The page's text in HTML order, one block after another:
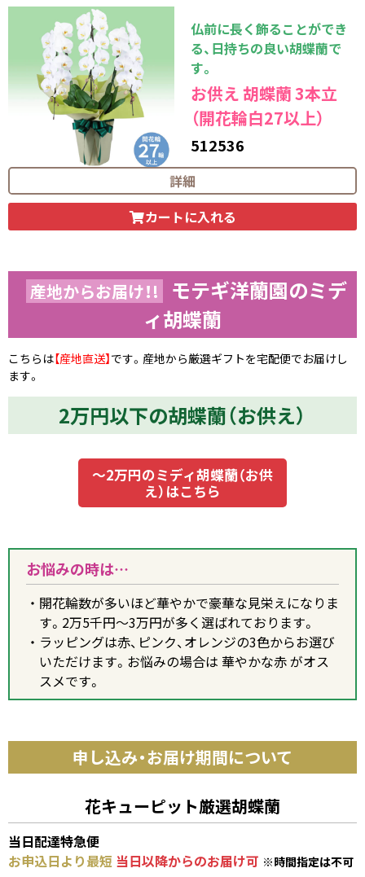
仏前に長く飾ることができ
る、日持ちの良い胡蝶蘭で
す。
お供え 胡蝶蘭 3本立
（開花輪白27以上）
512536
29,700
詳細
カートに入れる
産地からお届け！!
モテギ洋蘭園のミデ
ィ胡蝶蘭
こちらは【産地直送】です。産地から厳選ギフトを宅配便でお届けし
ます。
2万円以下の胡蝶蘭（お供え）
～2万円のミディ胡蝶蘭（お供
え）はこちら
お悩みの時は…
開花輪数が多いほど華やかで豪華な見栄えになりま
す。2万5千円～3万円が多く選ばれております。
ラッピングは赤、ピンク、オレンジの3色からお選び
いただけます。お悩みの場合は 華やかな赤 がオス
スメです。
申し込み・お届け期間について
花キューピット厳選胡蝶蘭
当日配達特急便
お申込日より最短 当日以降からのお届け可 ※時間指定は不可